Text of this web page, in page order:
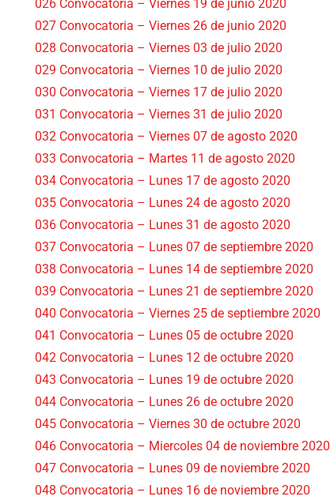
026 Convocatoria – Viernes 19 de junio 2020
027 Convocatoria – Viernes 26 de junio 2020
028 Convocatoria – Viernes 03 de julio 2020
029 Convocatoria – Viernes 10 de julio 2020
030 Convocatoria – Viernes 17 de julio 2020
031 Convocatoria – Viernes 31 de julio 2020
032 Convocatoria – Viernes 07 de agosto 2020
033 Convocatoria – Martes 11 de agosto 2020
034 Convocatoria – Lunes 17 de agosto 2020
035 Convocatoria – Lunes 24 de agosto 2020
036 Convocatoria – Lunes 31 de agosto 2020
037 Convocatoria – Lunes 07 de septiembre 2020
038 Convocatoria – Lunes 14 de septiembre 2020
039 Convocatoria – Lunes 21 de septiembre 2020
040 Convocatoria – Viernes 25 de septiembre 2020
041 Convocatoria – Lunes 05 de octubre 2020
042 Convocatoria – Lunes 12 de octubre 2020
043 Convocatoria – Lunes 19 de octubre 2020
044 Convocatoria – Lunes 26 de octubre 2020
045 Convocatoria – Viernes 30 de octubre 2020
046 Convocatoria – Miercoles 04 de noviembre 2020
047 Convocatoria – Lunes 09 de noviembre 2020
048 Convocatoria – Lunes 16 de noviembre 2020